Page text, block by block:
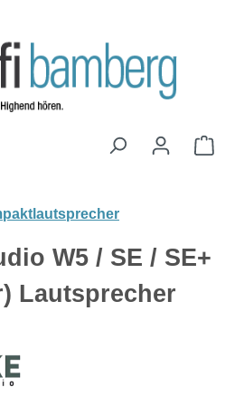
W5 / SE / SE+
Lautsprecher